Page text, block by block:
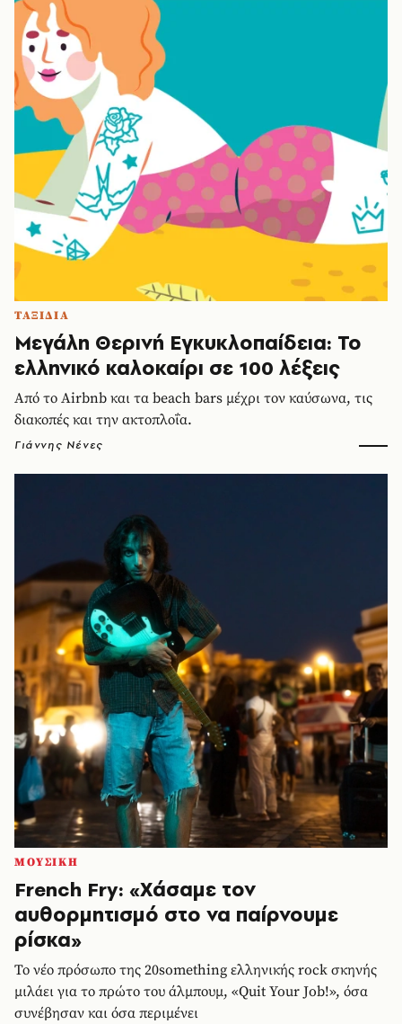
ΤΑΞΙΔΙΑ
Μεγάλη Θερινή Εγκυκλοπαίδεια: Το
ελληνικό καλοκαίρι σε 100 λέξεις
Από το Airbnb και τα beach bars μέχρι τον καύσωνα, τις
διακοπές και την ακτοπλοΐα.
Γιάννης Νένες
ΜΟΥΣΙΚΗ
French Fry: «Χάσαμε τον
αυθορμητισμό στο να παίρνουμε
ρίσκα»
Το νέο πρόσωπο της 20something ελληνικής rock σκηνής
μιλάει για το πρώτο του άλμπουμ, «Quit Your Job!», όσα
συνέβησαν και όσα περιμένει